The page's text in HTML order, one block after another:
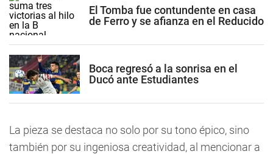
El Tomba fue contundente en casa
de Ferro y se afianza en el Reducido
Boca regresó a la sonrisa en el
Ducó ante Estudiantes
La pieza se destaca no solo por su tono épico, sino
también por su ingeniosa creatividad, al mencionar a